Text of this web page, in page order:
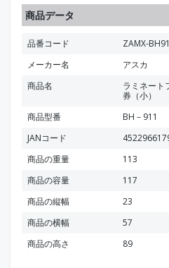
商品データ
品番コード
ZAMX-
メーカー名
アスカ
商品名
ラミネート
券（小）
商品型番
BH－911
JANコード
商品の重量
113
商品の容量
117
商品の縦幅
23
商品の横幅
57
商品の高さ
89